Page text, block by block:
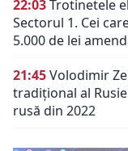
22:03Trotinetele
Sectorul 1. Cei
5.000 de lei
21:45Volodimir
tradiţional al
rusă din 2022